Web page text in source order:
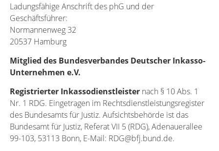
Ladungsfähige Anschrift des phG und der
Geschäftsführer:
Normannenweg 32
20537 Hamburg
Mitglied des Bundesverbandes Deutscher Inkasso-
Unternehmen e.V.
Registrierter Inkassodienstleister nach § 10 Abs. 1
Nr. 1 RDG. Eingetragen im Rechtsdienstleistungsregister
des Bundesamts für Justiz. Aufsichtsbehörde ist das
Bundesamt für Justiz, Referat VII 5 (RDG), Adenauerallee
99-103, 53113 Bonn, E-Mail: RDG@bfj.bund.de.